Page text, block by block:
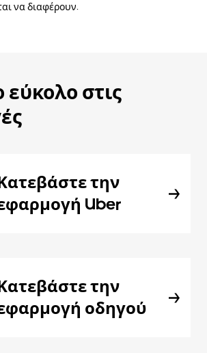
να διαφέρουν.
εύκολο στις
την
Uber
την
οδηγού